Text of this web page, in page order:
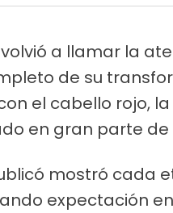
a llamar la
de su
el cabello rojo,
en gran parte de
mostró cada
expectación